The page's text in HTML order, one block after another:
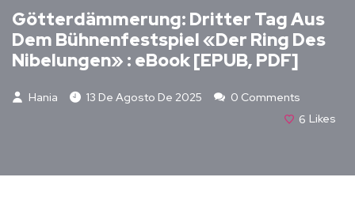
Götterdämmerung: Dritter Tag Aus
Dem Bühnenfestspiel «Der Ring Des
Nibelungen» : eBook [EPUB, PDF]
Hania 13 De Agosto De 2025
0 Comments
6 Likes